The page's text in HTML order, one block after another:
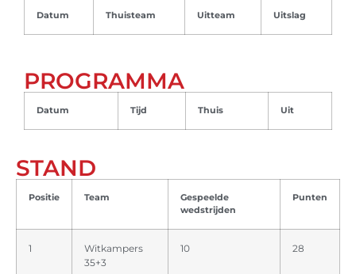
Datum Thuisteam Uitteam Uitslag
PROGRAMMA
Datum Tijd Thuis Uit
STAND
Positie Team
Gespeelde
wedstrijden
Punten
1
Witkampers
35+3
10 28